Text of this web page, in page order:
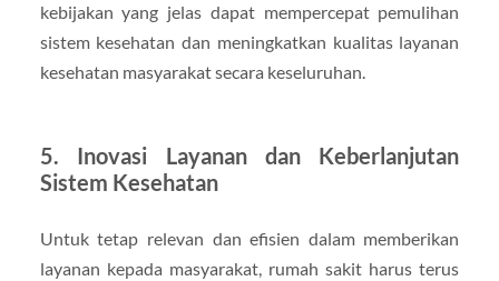
kebijakan yang jelas dapat mempercepat pemulihan
sistem kesehatan dan meningkatkan kualitas layanan
kesehatan masyarakat secara keseluruhan.
5. Inovasi Layanan dan Keberlanjutan
Sistem Kesehatan
Untuk tetap relevan dan efisien dalam memberikan
layanan kepada masyarakat, rumah sakit harus terus